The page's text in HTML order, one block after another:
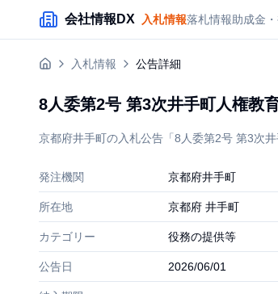
メインコンテンツにスキップ
会社情報DX 入札情報落札情報助成金
入札情報 公告詳細
8人委第2号 第3次井手町人権教
京都府井手町の入札公告「8人委第2号 第3次
発注機関 京都府井手町
所在地 京都府 井手町
カテゴリー 役務の提供等
公告日 2026/06/01